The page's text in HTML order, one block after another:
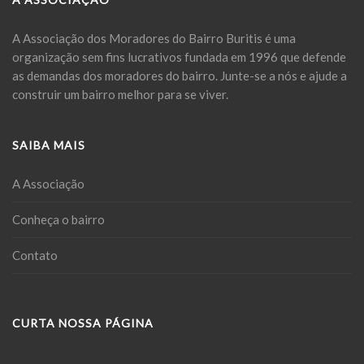
A Associação dos Moradores do Bairro Buritis é uma
organização sem fins lucrativos fundada em 1996 que defende
as demandas dos moradores do bairro. Junte-se a nós e ajude a
construir um bairro melhor para se viver.
SAIBA MAIS
A Associação
Conheça o bairro
Contato
CURTA NOSSA PÁGINA